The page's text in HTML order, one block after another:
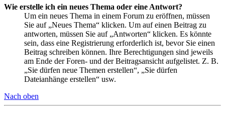
Wie erstelle ich ein neues Thema oder eine Antwort?
Um ein neues Thema in einem Forum zu eröffnen, müssen
Sie auf „Neues Thema“ klicken. Um auf einen Beitrag zu
antworten, müssen Sie auf „Antworten“ klicken. Es könnte
sein, dass eine Registrierung erforderlich ist, bevor Sie einen
Beitrag schreiben können. Ihre Berechtigungen sind jeweils
am Ende der Foren- und der Beitragsansicht aufgelistet. Z. B.
„Sie dürfen neue Themen erstellen“, „Sie dürfen
Dateianhänge erstellen“ usw.
Nach oben